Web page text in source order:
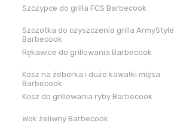
Szczypce do grilla FCS Barbecook
Szczotka do czyszczenia grilla ArmyStyle
Barbecook
Rękawice do grillowania Barbecook
Kosz na żeberka i duże kawałki mięsa
Barbecook
Kosz do grillowania ryby Barbecook
Wok żeliwny Barbecook